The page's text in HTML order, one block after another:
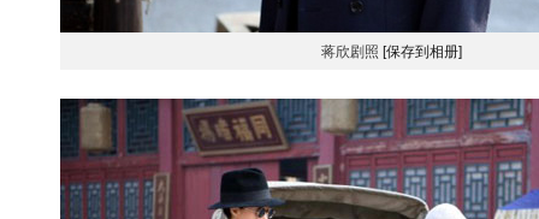
蒋欣剧照 [保存到相册]